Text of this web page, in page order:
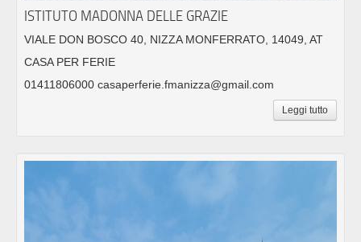
ISTITUTO MADONNA DELLE GRAZIE
VIALE DON BOSCO 40, NIZZA MONFERRATO, 14049, AT
CASA PER FERIE
01411806000 casaperferie.fmanizza@gmail.com
Leggi tutto